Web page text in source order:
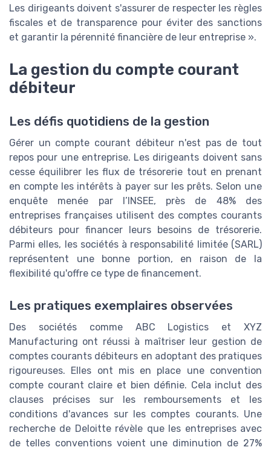
Les dirigeants doivent s'assurer de respecter les règles
fiscales et de transparence pour éviter des sanctions
et garantir la pérennité financière de leur entreprise ».
La gestion du compte courant
débiteur
Les défis quotidiens de la gestion
Gérer un compte courant débiteur n'est pas de tout
repos pour une entreprise. Les dirigeants doivent sans
cesse équilibrer les flux de trésorerie tout en prenant
en compte les intérêts à payer sur les prêts. Selon une
enquête menée par l’INSEE, près de 48% des
entreprises françaises utilisent des comptes courants
débiteurs pour financer leurs besoins de trésorerie.
Parmi elles, les sociétés à responsabilité limitée (SARL)
représentent une bonne portion, en raison de la
flexibilité qu'offre ce type de financement.
Les pratiques exemplaires observées
Des sociétés comme ABC Logistics et XYZ
Manufacturing ont réussi à maîtriser leur gestion de
comptes courants débiteurs en adoptant des pratiques
rigoureuses. Elles ont mis en place une convention
compte courant claire et bien définie. Cela inclut des
clauses précises sur les remboursements et les
conditions d'avances sur les comptes courants. Une
recherche de Deloitte révèle que les entreprises avec
de telles conventions voient une diminution de 27%